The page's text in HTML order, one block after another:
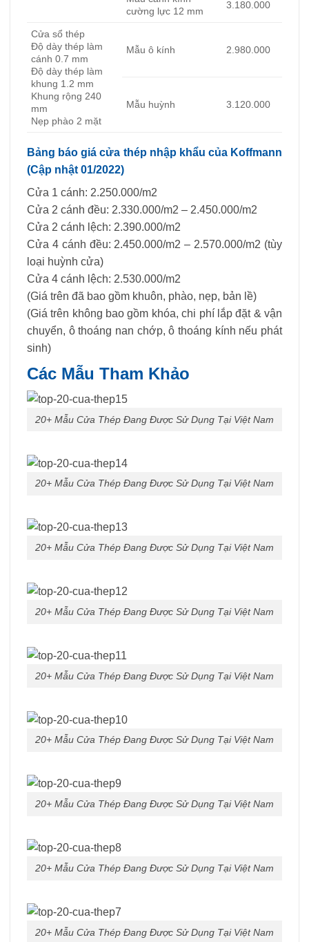
cường lực 12 mm
3.180.000
Cửa sổ thép
Độ dày thép làm
cánh 0.7 mm
Độ dày thép làm
khung 1.2 mm
Khung rộng 240
mm
Nẹp phào 2 mặt
Mẫu ô kính 2.980.000
Mẫu huỳnh 3.120.000
Bảng báo giá cửa thép nhập khẩu của Koffmann
(Cập nhật 01/2022)
Cửa 1 cánh: 2.250.000/m2
Cửa 2 cánh đều: 2.330.000/m2 – 2.450.000/m2
Cửa 2 cánh lệch: 2.390.000/m2
Cửa 4 cánh đều: 2.450.000/m2 – 2.570.000/m2 (tùy
loại huỳnh cửa)
Cửa 4 cánh lệch: 2.530.000/m2
(Giá trên đã bao gồm khuôn, phào, nẹp, bản lề)
(Giá trên không bao gồm khóa, chi phí lắp đặt & vận
chuyển, ô thoáng nan chớp, ô thoáng kính nếu phát
sinh)
Các Mẫu Tham Khảo
20+ Mẫu Cửa Thép Đang Được Sử Dụng Tại Việt Nam
20+ Mẫu Cửa Thép Đang Được Sử Dụng Tại Việt Nam
20+ Mẫu Cửa Thép Đang Được Sử Dụng Tại Việt Nam
20+ Mẫu Cửa Thép Đang Được Sử Dụng Tại Việt Nam
20+ Mẫu Cửa Thép Đang Được Sử Dụng Tại Việt Nam
20+ Mẫu Cửa Thép Đang Được Sử Dụng Tại Việt Nam
20+ Mẫu Cửa Thép Đang Được Sử Dụng Tại Việt Nam
20+ Mẫu Cửa Thép Đang Được Sử Dụng Tại Việt Nam
20+ Mẫu Cửa Thép Đang Được Sử Dụng Tại Việt Nam